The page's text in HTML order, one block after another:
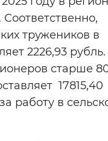
тружеников в
2226,93
старше
17815,40
работу в